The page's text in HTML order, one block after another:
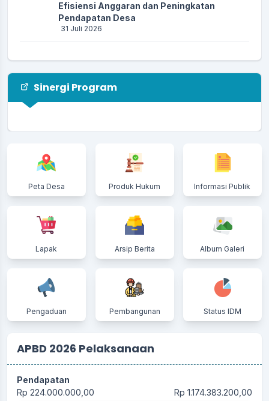
Efisiensi Anggaran dan Peningkatan
Pendapatan Desa
31 Juli 2026
Monitoring dan Evaluasi Program M4CR
Bupati Indragiri Hilir Tinjau Lokasi Abrasi di
Bantuan kepada Warga Terdampak
20 Juli 2026
Haul ke-52 Tuan Guru KH Abdurrahman bin
H. Bakri Berlangsung Khidmat, Pemerintah
Desa Tanah Merah Ajak Masyarakat
Teladani Perjuangan Ulama
Sinergi Program
Peta Desa Produk Hukum Informasi Publik
Lapak Arsip Berita Album Galeri
Pengaduan Pembangunan Status IDM
APBD 2026 Pelaksanaan
Pendapatan
Rp 224.000.000,00
Rp 1.174.383.200,00